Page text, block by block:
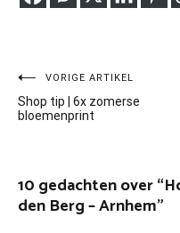
Bericht
navigatie
VORIGE ARTIKEL
Shop tip | 6x zomerse
bloemenprint
10 gedachten over “
den Berg – Arnhem”